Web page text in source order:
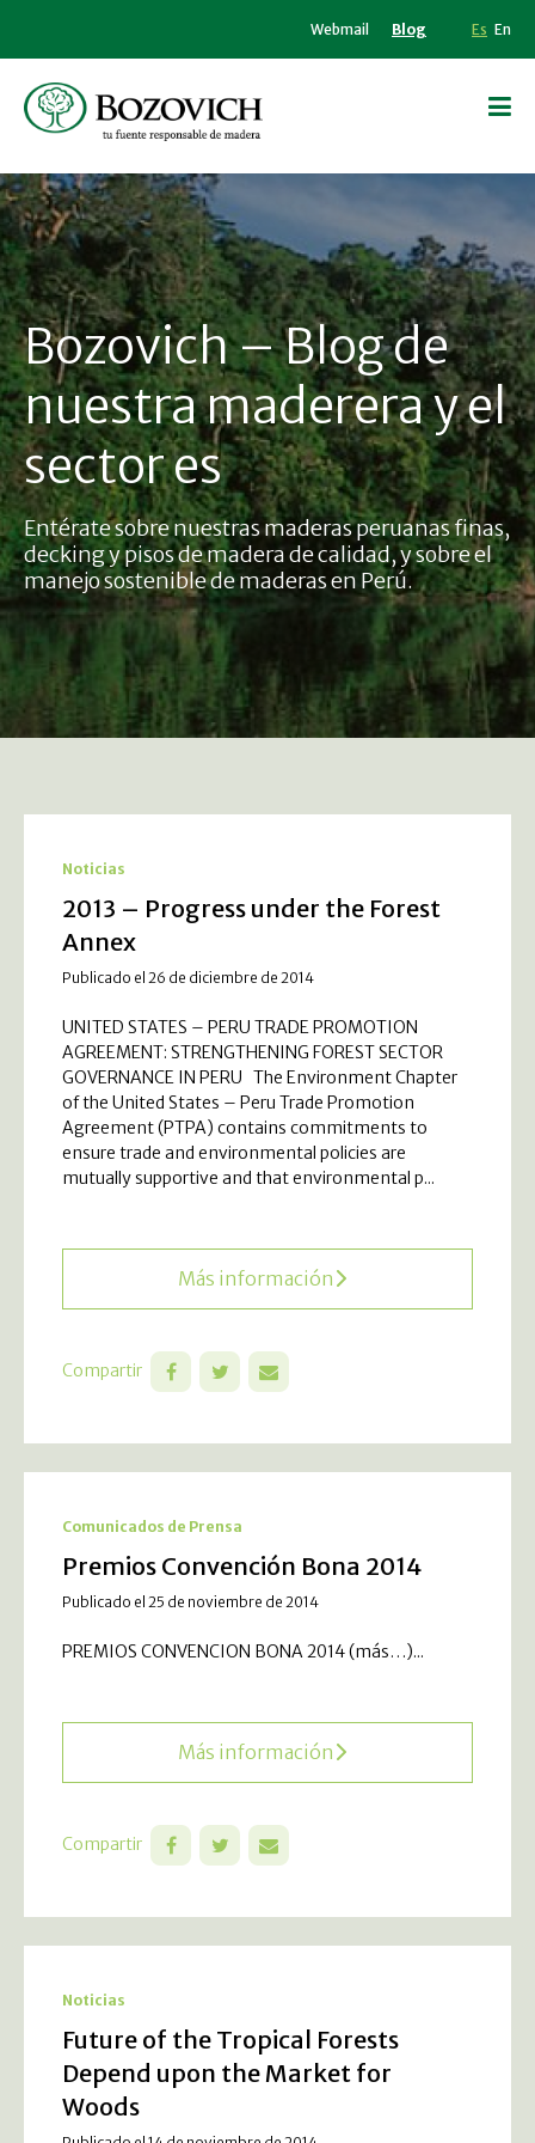
Webmail Blog Es En
Bozovich – Blog de
nuestra maderera y el
sector es
Entérate sobre nuestras maderas peruanas finas,
decking y pisos de madera de calidad, y sobre el
manejo sostenible de maderas en Perú.
Noticias
2013 – Progress under the Forest
Annex
Publicado el 26 de diciembre de 2014
UNITED STATES – PERU TRADE PROMOTION
AGREEMENT: STRENGTHENING FOREST SECTOR
GOVERNANCE IN PERU The Environment Chapter
of the United States – Peru Trade Promotion
Agreement (PTPA) contains commitments to
ensure trade and environmental policies are
mutually supportive and that environmental p...
Más información
Compartir
Comunicados de Prensa
Premios Convención Bona 2014
Publicado el 25 de noviembre de 2014
PREMIOS CONVENCION BONA 2014 (más…)...
Más información
Compartir
Noticias
Future of the Tropical Forests
Depend upon the Market for
Woods